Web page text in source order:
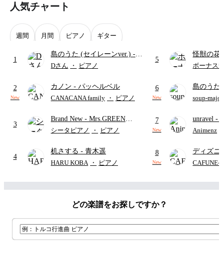
Please enjoy playing!
이 페이지를 방문해 주셔서 감사합니다!
저는 '가성비 좋은 음악을 만든다'는 모토 아래 가격과 품질 모두
구매 전에 다음 내용을 꼭 읽어주시기 바랍니다.
◆특징
학생과 초보자도 쉽게 구매할 수 있도록 최저가로 제작 및 판매
심혈을 기울이고 있습니다.
◆4현 또는 5현
알 수 있습니다.
◆악보의 포인트
이 악보는 오선과 타브 악보가 있는 2줄 악보입니다.
한 4마디마다 나누어 배치하여 읽기 쉬운 레이아웃을 만들었습
니다. 운지는 사람마다, 상황에 따라 다르므로 악보 번호를 직접
즐거운 연주 되세요!!!
人気チャート
週間 月間 ピアノ ギター
1
島のうた (セイレーンver.) -
セイレーン(CV.鈴木みのり)
ード・ペダル付き/『映画ちい
かわ 人魚の島のひみつ』よ
Dさん ・ ピアノ
2
New
カノン - パッヘルベル
CANACANA family ・ ピアノ
3
Brand New - Mrs.GREEN
APPLE
シータピアノ ・ ピアノ
4
机さする - 青木遥
HARU KOBA
・ ピアノ
5
怪獣の
ードパー
ボーナス
6
New
島のうた
映画ちい
soup-majo
7
New
unravel -
雨
Animenz
8
New
ディズ
レー-
ード有)
CAFUNE-
どの楽譜をお探しですか？